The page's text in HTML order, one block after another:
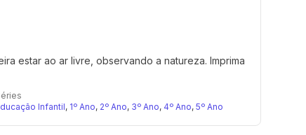
estar ao ar livre, observando a natureza. Imprima
Infantil, 1º Ano, 2º Ano, 3º Ano, 4º Ano, 5º Ano